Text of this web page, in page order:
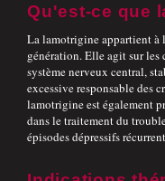
Qu'est-ce que
La lamotrigine appartient à
génération. Elle agit sur les
système nerveux central,
excessive responsable des
lamotrigine est également
dans le traitement du
épisodes dépressifs